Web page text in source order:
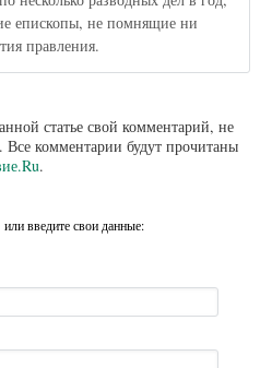
епископы, не помнящие ни
правления.
статье свой комментарий, не
комментарии будут прочитаны
.
или введите свои данные: